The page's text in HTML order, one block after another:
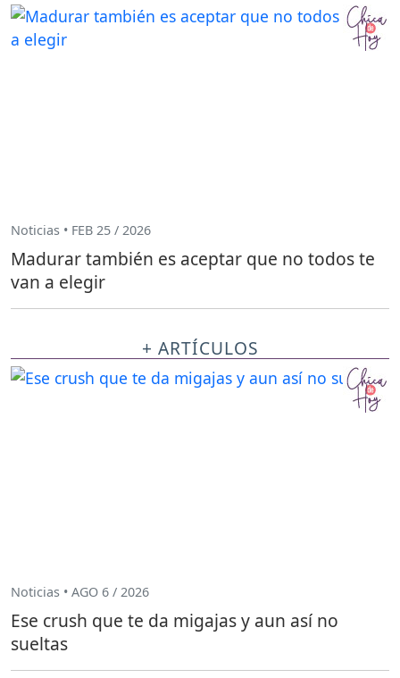
Noticias • FEB 25 / 2026
Madurar también es aceptar que no todos te
van a elegir
+ ARTÍCULOS
Noticias • AGO 6 / 2026
Ese crush que te da migajas y aun así no
sueltas